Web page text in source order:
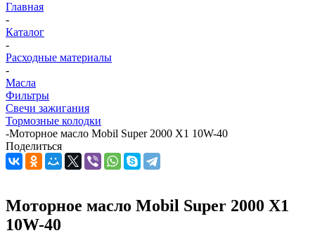
Главная
-
Каталог
-
Расходные материалы
-
Масла
Фильтры
Свечи зажигания
Тормозные колодки
-Моторное масло Mobil Super 2000 X1 10W-40
Поделиться
Моторное масло Mobil Super 2000 X1
10W-40